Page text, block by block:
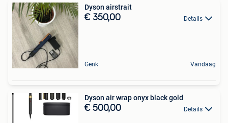
Dyson airstrait
€ 350,00 Details
Genk Vandaag
Dyson air wrap onyx black gold
€ 500,00 Details